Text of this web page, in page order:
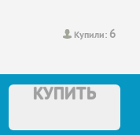
Купили: 6
КУПИТЬ